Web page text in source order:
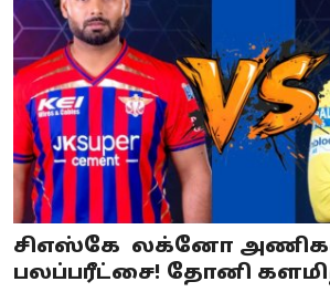
சிஎஸ்கே லக்னோ
பலப்பரீட்சை! தோனி